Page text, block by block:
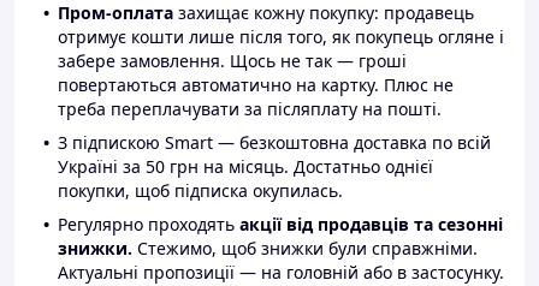
Пром-оплата захищає кожну покупку: продавець
отримує кошти лише після того, як покупець огляне і
забере замовлення. Щось не так — гроші
повертаються автоматично на картку. Плюс не
треба переплачувати за післяплату на пошті.
З підпискою Smart — безкоштовна доставка по всій
Україні за 50 грн на місяць. Достатньо однієї
покупки, щоб підписка окупилась.
Регулярно проходять акції від продавців та сезонні
знижки. Стежимо, щоб знижки були справжніми.
Актуальні пропозиції — на головній або в застосунку.